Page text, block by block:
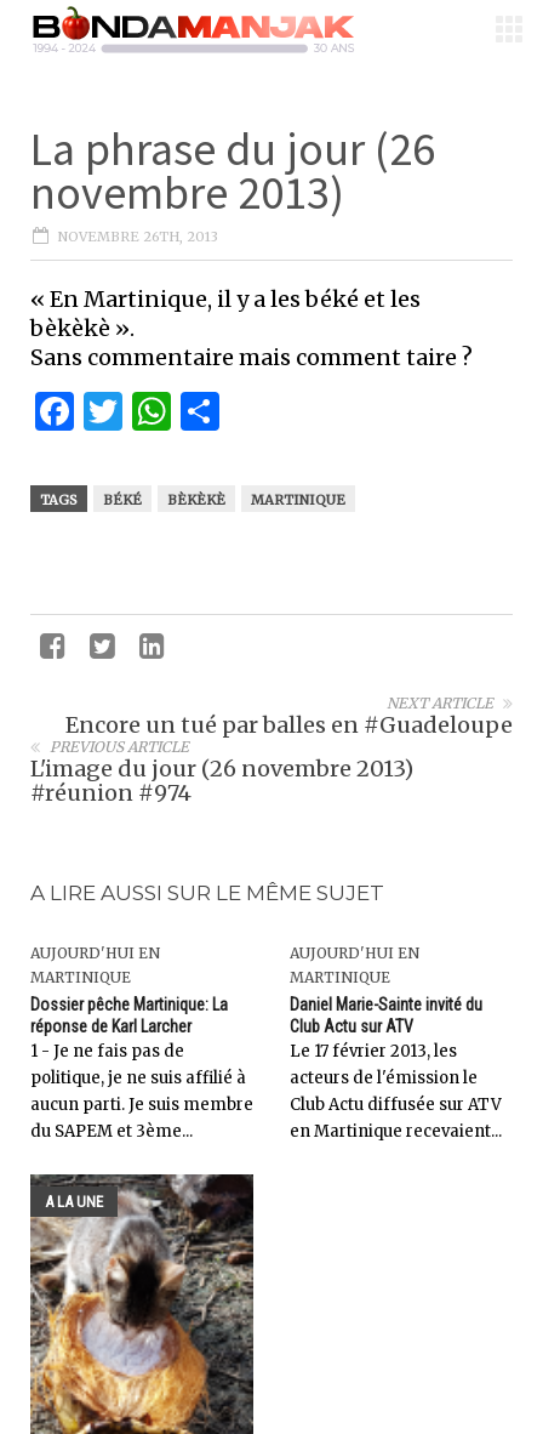
La phrase du jour (26
novembre 2013)
NOVEMBRE 26TH, 2013
« En Martinique, il y a les béké et les
bèkèkè ».
Sans commentaire mais comment taire ?
Facebook
Twitter
WhatsApp
TAGS BÉKÉ BÈKÈKÈ MARTINIQUE
NEXT ARTICLE
Encore un tué par balles en #Guadeloupe
PREVIOUS ARTICLE
L'image du jour (26 novembre 2013)
#réunion #974
A LIRE AUSSI SUR LE MÊME SUJET
AUJOURD'HUI EN
MARTINIQUE
Dossier pêche Martinique: La
réponse de Karl Larcher
1 - Je ne fais pas de
politique, je ne suis affilié à
aucun parti. Je suis membre
du SAPEM et 3ème...
AUJOURD'HUI EN
MARTINIQUE
Daniel Marie-Sainte invité du
Club Actu sur ATV
Le 17 février 2013, les
acteurs de l'émission le
Club Actu diffusée sur ATV
en Martinique recevaient...
A LA UNE